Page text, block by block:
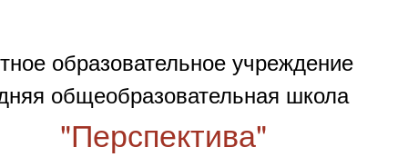
образовательное учреждение
общеобразовательная школа
"Перспектива"